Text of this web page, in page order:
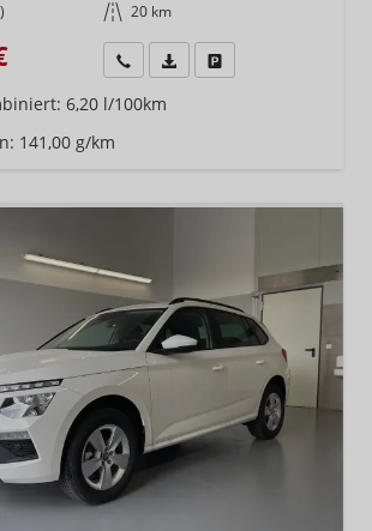
Kilometerstand 20 km
Wir rufen Sie anFahrzeugexposé (PDF)
6,20 l/100km
141,00 g/km